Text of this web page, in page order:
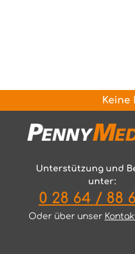
Keine
Unterstützung und
unter:
0 28 64 / 88
Oder über unser